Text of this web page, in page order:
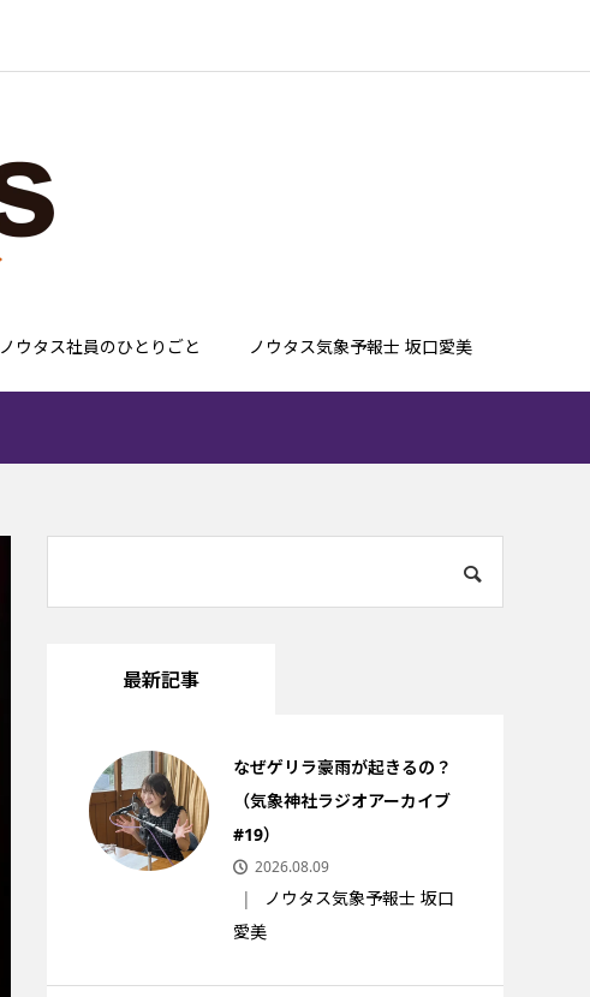
ノウタス社員のひとりごと ノウタス気象予報士 坂口愛美
最新記事
なぜゲリラ豪雨が起きるの？
（気象神社ラジオアーカイブ
#19）
2026.08.09
ノウタス気象予報士 坂口
愛美